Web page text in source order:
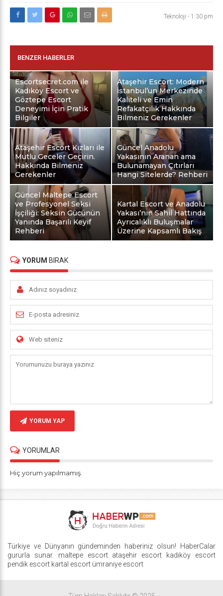
Teknoloji - 1:30 pm
BENZER HABERLER
Escortsecret.com ile
Kadıköy Escort ve
Göztepe Escort
Deneyimi İçin Pratik
Bilgiler
Ataşehir Escort: Modern
İstanbul’un Merkezinde
Kaliteli ve Emin
Refakatçilik Hakkında
Bilmeniz Gerekenler
Ataşehir Escort Kızları ile
Mutlu Geceler Geçirin.
Hakkında Bilmeniz
Gerekenler
Güncel Anadolu
Yakasının Aranan ama
Bulunamayan Çıtırları
Hangi Sitelerde? Rehberi
Güncel Maltepe Escort
ve Profesyonel Seksi
İşçiliği: Seksin Gücünün
Yanında Başarılı Keyif
Rehberi
Kartal Escort ve Anadolu
Yakası’nın Sahil Hattında
Ayrıcalıklı Buluşmalar
Üzerine Kapsamlı Bakış
YORUM BIRAK
YORUM YAP
YORUMLAR
Hiç yorum yapılmamış.
Türkiye ve Dünyanın gündeminden haberiniz olsun! HaberCalar
gururla sunar. maltepe escort ataşehir escort
kadıköy escort
pendik escort kartal escort ümraniye escort